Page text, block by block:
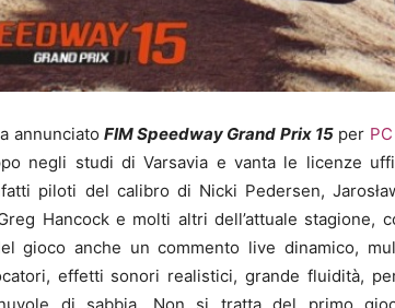
annunciato FIM Speedway Grand Prix 15 per PC
negli studi di Varsavia e vanta le licenze
piloti del calibro di Nicki Pedersen,
Hancock e molti altri dell’attuale stagione,
gioco anche un commento live dinamico,
effetti sonori realistici, grande fluidità,